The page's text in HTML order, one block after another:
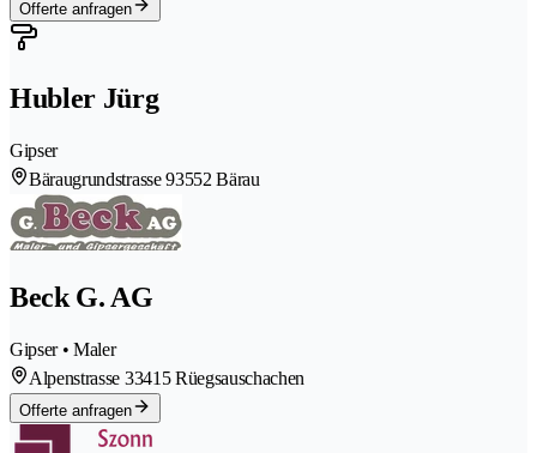
Offerte anfragen
Hubler Jürg
Gipser
Bäraugrundstrasse 93552 Bärau
Beck G. AG
Gipser • Maler
Alpenstrasse 33415 Rüegsauschachen
Offerte anfragen